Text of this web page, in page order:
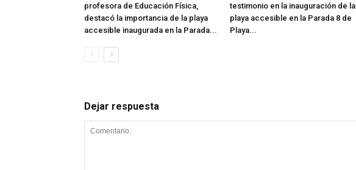
profesora de Educación Física,
destacó la importancia de la playa
accesible inaugurada en la Parada...
testimonio en la inauguración de la
playa accesible en la Parada 8 de
Playa...
Dejar respuesta